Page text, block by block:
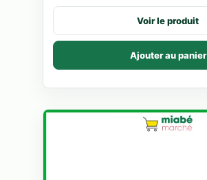
Voir le produit
Ajouter au panier